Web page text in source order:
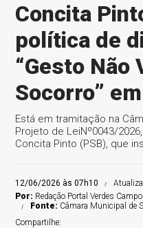
Concita
política de
“Gesto Não
Socorro”
Está em tramitação na
Projeto de LeiNº0043/
Concita Pinto (PSB), que
12/06/2026 às 07h10
Por: Redação Portal Verdes
Fonte: Câmara Municipal de
Compartilhe: